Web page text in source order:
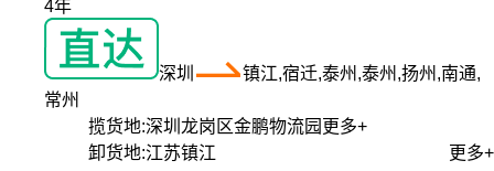
4年
深圳
镇江,宿迁,泰州,泰州,扬州,南通,
常州
揽货地:深圳龙岗区金鹏物流园 更多+
卸货地:江苏镇江 更多+